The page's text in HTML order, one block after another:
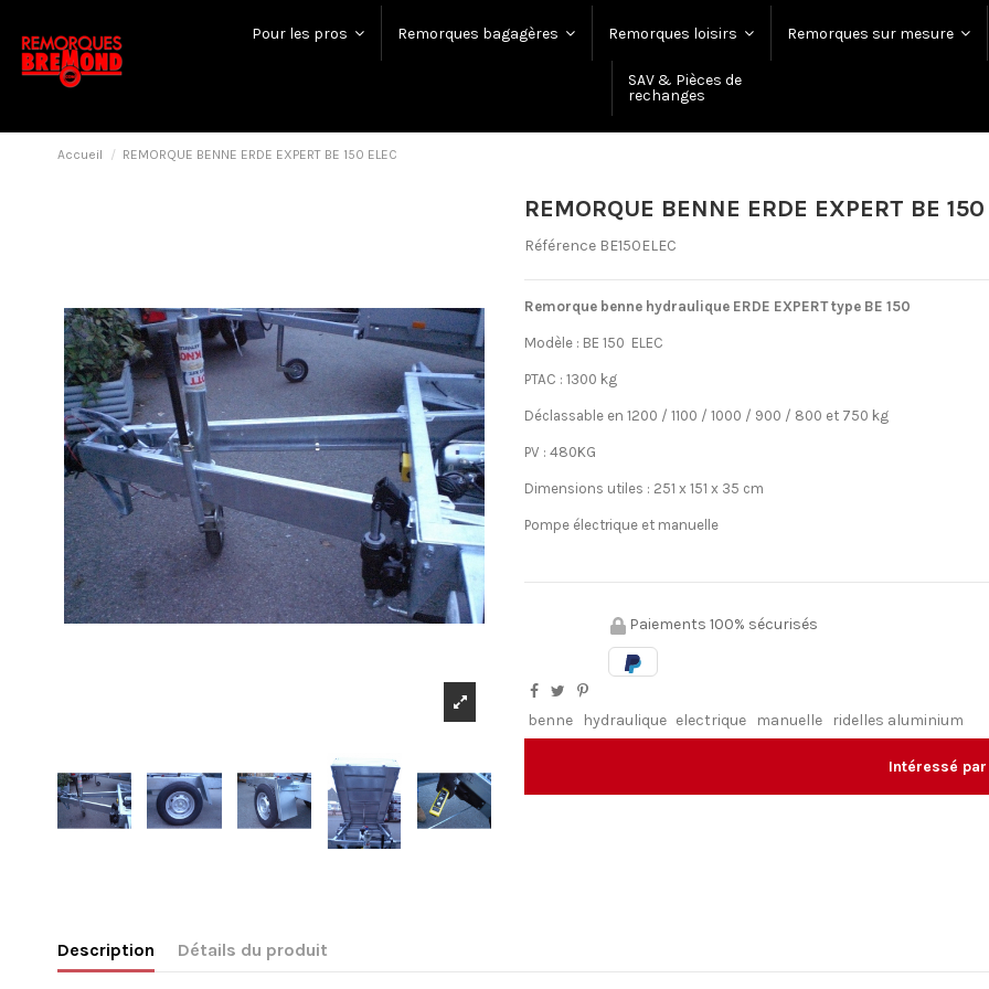
Pour les pros Remorques bagagères Remorques loisirs Remorques sur mesure
SAV & Pièces de
rechanges
Accueil REMORQUE BENNE ERDE EXPERT BE 150 ELEC
REMORQUE BENNE ERDE EXPERT BE 150
Référence BE150ELEC
Remorque benne hydraulique ERDE EXPERT type BE 150
Modèle : BE 150 ELEC
PTAC : 1300 kg
Déclassable en 1200 / 1100 / 1000 / 900 / 800 et 750 kg
PV : 480KG
Dimensions utiles : 251 x 151 x 35 cm
Pompe électrique et manuelle
Paiements 100% sécurisés
benne hydraulique electrique manuelle ridelles aluminium
Intéressé
Description Détails du produit